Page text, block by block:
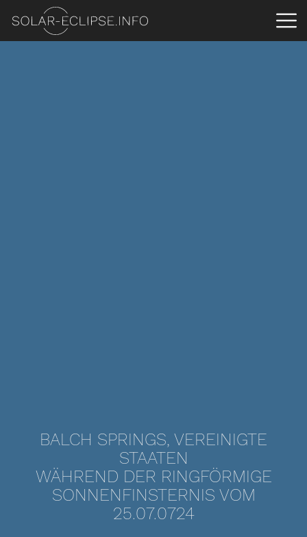
BALCH SPRINGS, VEREINIGTE
STAATEN
WÄHREND DER RINGFÖRMIGE
SONNENFINSTERNIS VOM
25.07.0724